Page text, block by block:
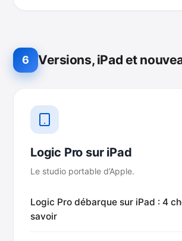
6 Versions, iPad et
Logic Pro sur iPad
Le studio portable d’Apple.
Logic Pro débarque sur iPad : 4
savoir